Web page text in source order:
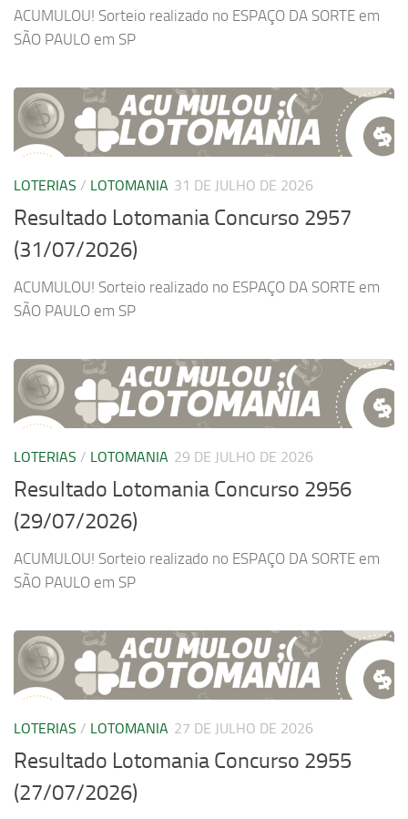
ACUMULOU! Sorteio realizado no ESPAÇO DA SORTE em
SÃO PAULO em SP
LOTERIAS / LOTOMANIA 31 DE JULHO DE 2026
Resultado Lotomania Concurso 2957
(31/07/2026)
ACUMULOU! Sorteio realizado no ESPAÇO DA SORTE em
SÃO PAULO em SP
LOTERIAS / LOTOMANIA 29 DE JULHO DE 2026
Resultado Lotomania Concurso 2956
(29/07/2026)
ACUMULOU! Sorteio realizado no ESPAÇO DA SORTE em
SÃO PAULO em SP
LOTERIAS / LOTOMANIA 27 DE JULHO DE 2026
Resultado Lotomania Concurso 2955
(27/07/2026)